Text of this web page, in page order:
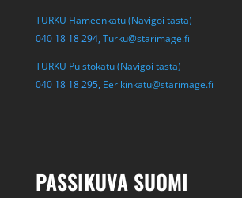
TURKU Hämeenkatu (Navigoi tästä)
040 18 18 294, Turku@starimage.fi
TURKU Puistokatu (Navigoi tästä)
040 18 18 295, Eerikinkatu@starimage.fi
PASSIKUVA SUOMI